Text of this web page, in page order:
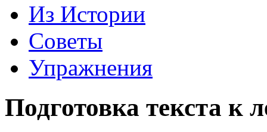
Из Истории
Советы
Упражнения
Подготовка текста к